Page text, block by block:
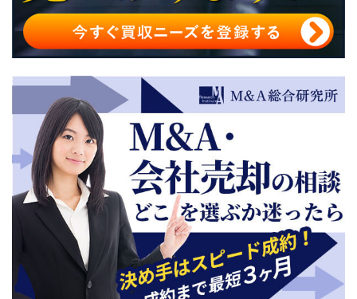
福岡県の4つの公的機関
福岡県のM&A・会社売却・事業承継におすすめの仲介会
社
福岡県のM&Aについてまとめ